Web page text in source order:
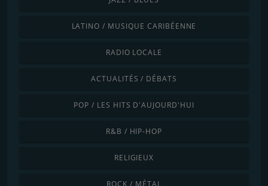
LATINO / MUSIQUE CARIBÉENNE
RADIO LOCALE
ACTUALITÉS / DÉBATS
POP / LES HITS D'AUJOURD'HUI
R&B / HIP-HOP
RELIGIEUX
ROCK / MÉTAL